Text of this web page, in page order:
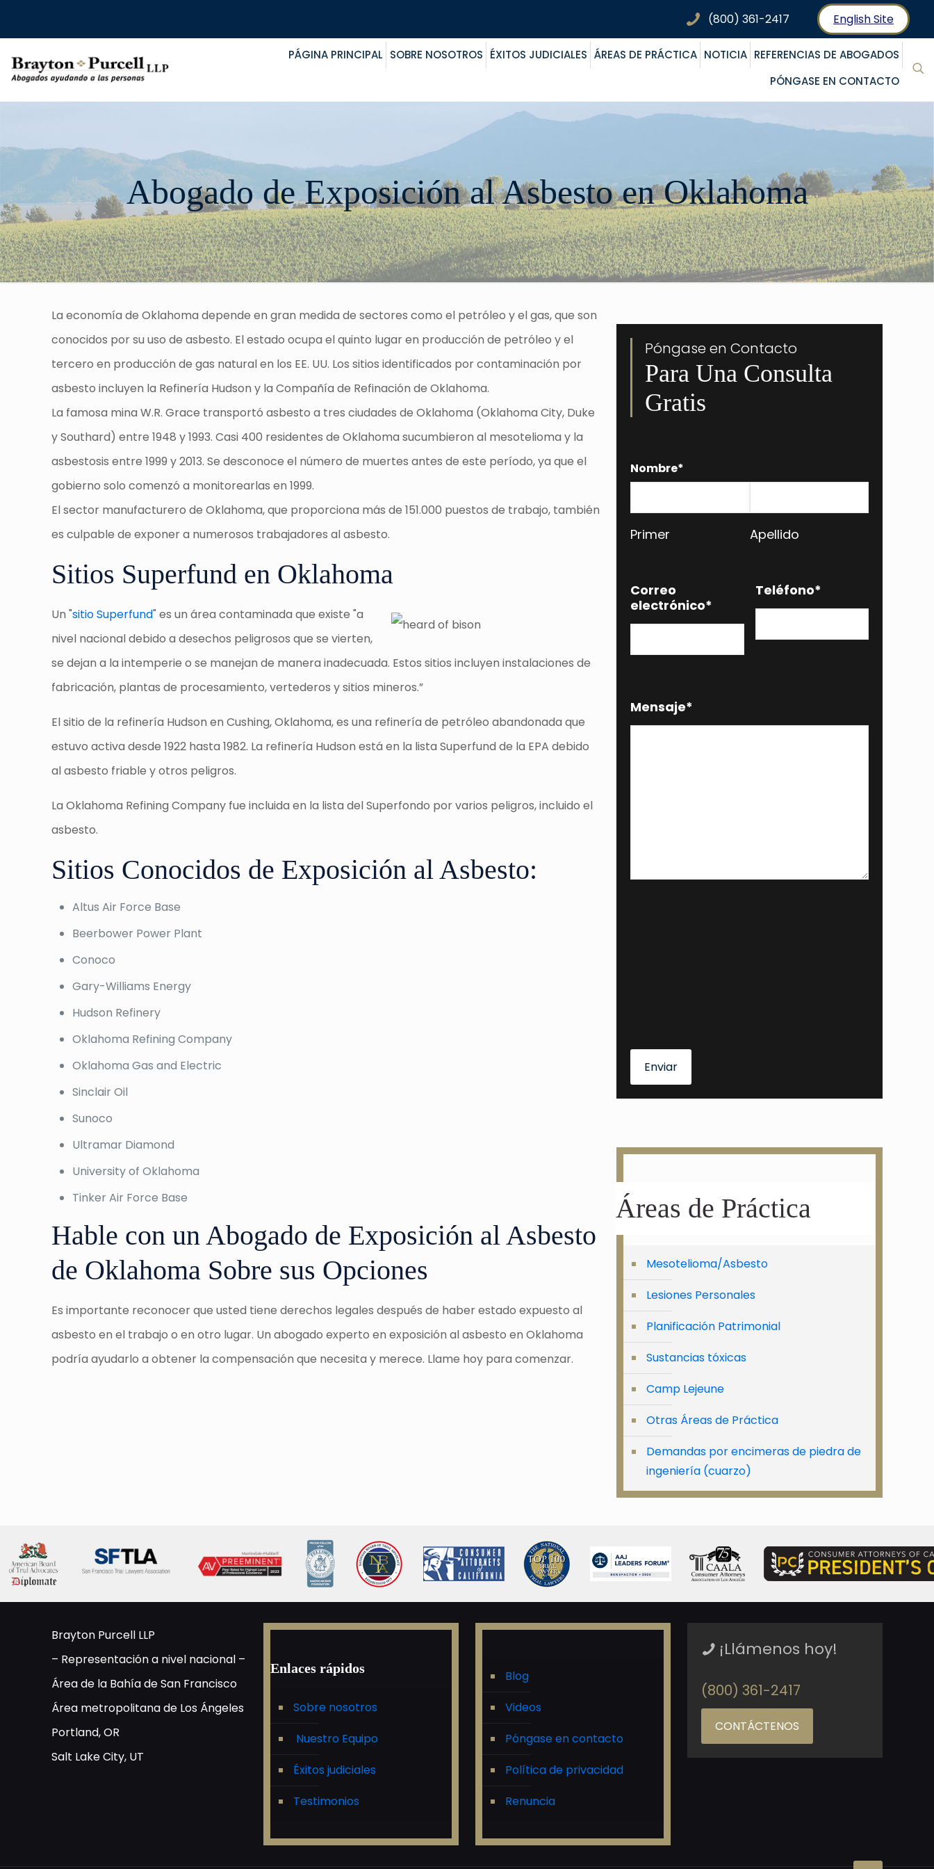
(800) 361-2417 English Site
PÁGINA PRINCIPAL SOBRE NOSOTROS ÉXITOS JUDICIALES ÁREAS DE PRÁCTICA NOTICIA REFERENCIAS DE ABOGADOS
PÓNGASE EN CONTACTO
Abogado de Exposición al Asbesto en Oklahoma
La economía de Oklahoma depende en gran medida de sectores como el petróleo y el gas, que son
conocidos por su uso de asbesto. El estado ocupa el quinto lugar en producción de petróleo y el
tercero en producción de gas natural en los EE. UU. Los sitios identificados por contaminación por
asbesto incluyen la Refinería Hudson y la Compañía de Refinación de Oklahoma.
La famosa mina W.R. Grace transportó asbesto a tres ciudades de Oklahoma (Oklahoma City, Duke
y Southard) entre 1948 y 1993. Casi 400 residentes de Oklahoma sucumbieron al mesotelioma y la
asbestosis entre 1999 y 2013. Se desconoce el número de muertes antes de este período, ya que el
gobierno solo comenzó a monitorearlas en 1999.
El sector manufacturero de Oklahoma, que proporciona más de 151.000 puestos de trabajo, también
es culpable de exponer a numerosos trabajadores al asbesto.
Sitios Superfund en Oklahoma
Un "sitio Superfund" es un área contaminada que existe "a
nivel nacional debido a desechos peligrosos que se vierten,
se dejan a la intemperie o se manejan de manera inadecuada. Estos sitios incluyen instalaciones de
fabricación, plantas de procesamiento, vertederos y sitios mineros.”
El sitio de la refinería Hudson en Cushing, Oklahoma, es una refinería de petróleo abandonada que
estuvo activa desde 1922 hasta 1982. La refinería Hudson está en la lista Superfund de la EPA debido
al asbesto friable y otros peligros.
La Oklahoma Refining Company fue incluida en la lista del Superfondo por varios peligros, incluido el
asbesto.
Sitios Conocidos de Exposición al Asbesto:
Altus Air Force Base
Beerbower Power Plant
Conoco
Gary-Williams Energy
Hudson Refinery
Oklahoma Refining Company
Oklahoma Gas and Electric
Sinclair Oil
Sunoco
Ultramar Diamond
University of Oklahoma
Tinker Air Force Base
Hable con un Abogado de Exposición al Asbesto
de Oklahoma Sobre sus Opciones
Es importante reconocer que usted tiene derechos legales después de haber estado expuesto al
asbesto en el trabajo o en otro lugar. Un abogado experto en exposición al asbesto en Oklahoma
podría ayudarlo a obtener la compensación que necesita y merece. Llame hoy para comenzar.
Póngase en Contacto
Para Una Consulta
Gratis
Nombre*
Primer Apellido
Correo
electrónico*
Teléfono*
Mensaje*
Enviar
Áreas de Práctica
Mesotelioma/Asbesto
Lesiones Personales
Planificación Patrimonial
Sustancias tóxicas
Camp Lejeune
Otras Áreas de Práctica
Demandas por encimeras de piedra de
ingeniería (cuarzo)
Brayton Purcell LLP
– Representación a nivel nacional –
Área de la Bahía de San Francisco
Área metropolitana de Los Ángeles
Portland, OR
Salt Lake City, UT
Enlaces rápidos
Sobre nosotros
Nuestro Equipo
Éxitos judiciales
Testimonios
Blog
Videos
Póngase en contacto
Política de privacidad
Renuncia
¡Llámenos hoy!
(800) 361-2417
CONTÁCTENOS